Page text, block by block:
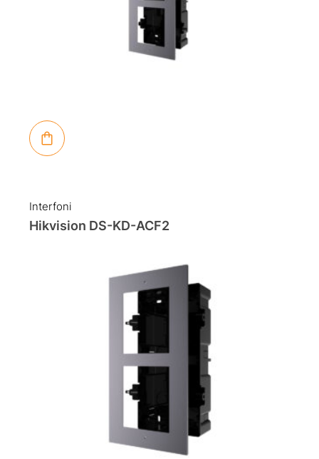
Interfoni
Hikvision DS-KD-ACF2